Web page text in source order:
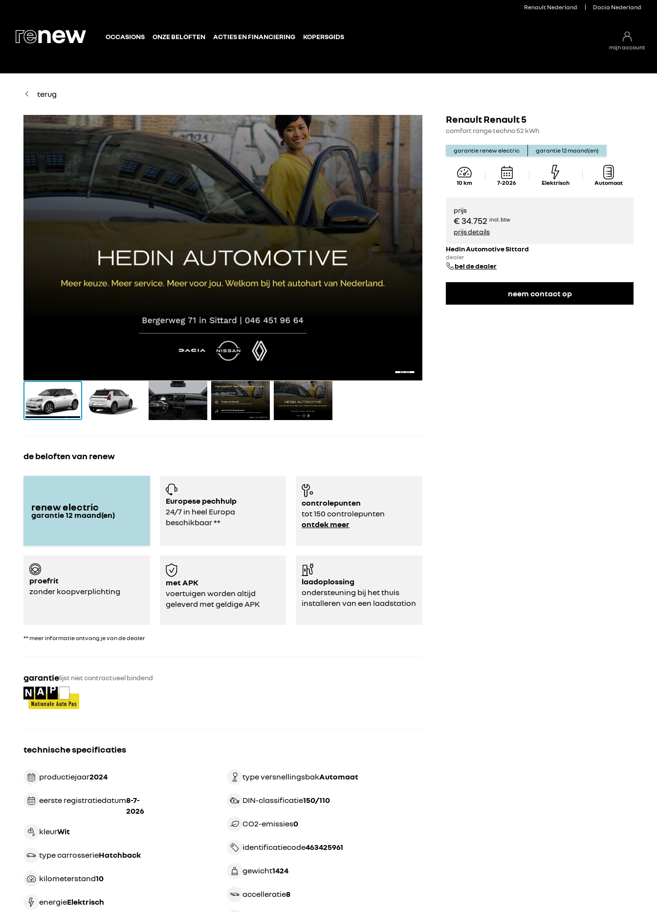
Renault Nederland Dacia Nederland
OCCASIONS ONZE BELOFTEN ACTIES EN FINANCIERING KOPERSGIDS
mijn account
terug
Renault Renault 5
comfort range techno 52 kWh
garantie renew electric garantie12 maand(en)
10 km 7-2026 Elektrisch Automaat
prijs
€ 34.752 incl. btw
prijs details
Hedin Automotive Sittard
dealer
bel de dealer
neem contact op
de beloften van renew
renew electric
garantie12 maand(en)
Europese pechhulp
24/7 in heel Europa
beschikbaar **
controlepunten
tot 150 controlepunten
ontdek meer
proefrit
zonder koopverplichting
met APK
voertuigen worden altijd
geleverd met geldige APK
laadoplossing
ondersteuning bij het thuis
installeren van een laadstation
** meer informatie ontvang je van de dealer
garantielijst niet contractueel bindend
technische specificaties
productiejaar 2024
eerste registratiedatum8-7-
2026
kleur wit
type carrosserie hatchback
kilometerstand 10
energie Elektrisch
type versnellingsbak automaat
DIN-classificatie 150/110
CO2-emissies0
identificatiecode 463425961
gewicht 1424
accelleratie8